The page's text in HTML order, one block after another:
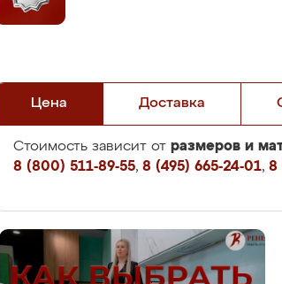
Цена Доставка
Стоимость зависит от размеров и
8 (800) 511-89-55, 8 (495) 665-24-01, 8